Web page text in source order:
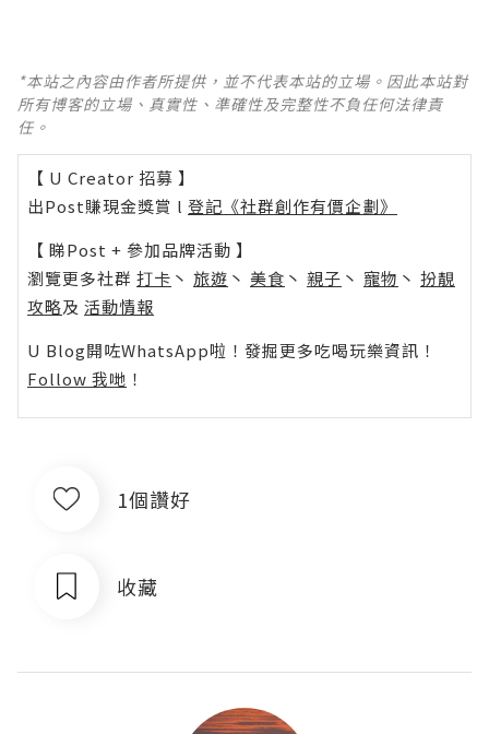
*本站之內容由作者所提供，並不代表本站的立場。因此本站對
所有博客的立場、真實性、準確性及完整性不負任何法律責
任。
【 U Creator 招募 】
出Post賺現金獎賞 l 登記《社群創作有價企劃》
【 睇Post + 參加品牌活動 】
瀏覽更多社群 打卡 丶 旅遊 丶 美食 丶 親子 丶 寵物 丶 扮靚
攻略及 活動情報
U Blog開咗WhatsApp啦！發掘更多吃喝玩樂資訊！
Follow 我哋 ！
1個讚好
收藏